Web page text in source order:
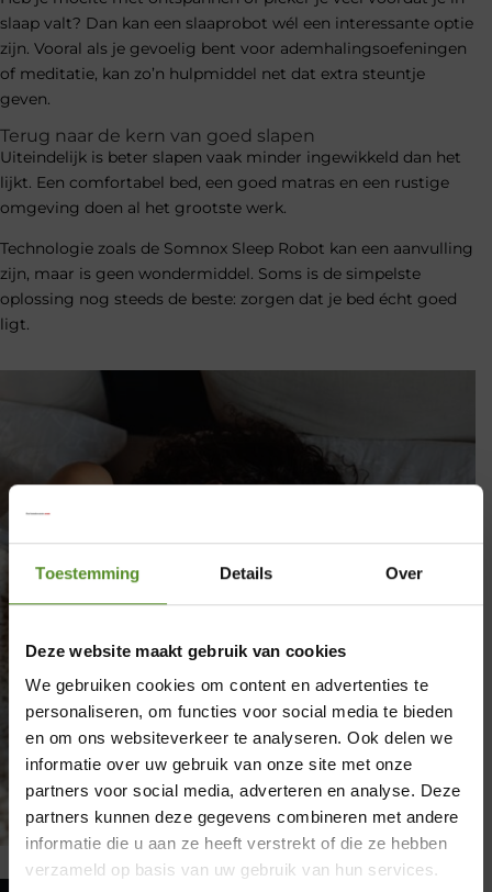
Toestemming Details Over
Deze website maakt gebruik van cookies
We gebruiken cookies om content en advertenties te
personaliseren, om functies voor social media te bieden
en om ons websiteverkeer te analyseren. Ook delen we
informatie over uw gebruik van onze site met onze
partners voor social media, adverteren en analyse. Deze
partners kunnen deze gegevens combineren met andere
informatie die u aan ze heeft verstrekt of die ze hebben
verzameld op basis van uw gebruik van hun services.
slaap valt? Dan kan een slaaprobot wél een interessante optie
zijn. Vooral als je gevoelig bent voor ademhalingsoefeningen
of meditatie, kan zo’n hulpmiddel net dat extra steuntje
geven.
Terug naar de kern van goed slapen
Uiteindelijk is beter slapen vaak minder ingewikkeld dan het
lijkt. Een comfortabel bed, een goed matras en een rustige
omgeving doen al het grootste werk.
Technologie zoals de Somnox Sleep Robot kan een aanvulling
zijn, maar is geen wondermiddel. Soms is de simpelste
oplossing nog steeds de beste: zorgen dat je bed écht goed
ligt.
Showroom Breda
×